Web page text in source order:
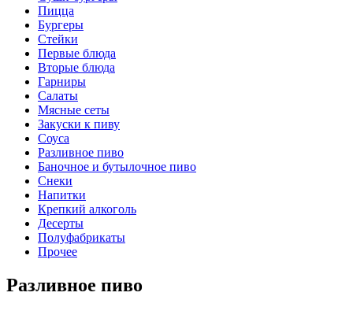
Пицца
Бургеры
Стейки
Первые блюда
Вторые блюда
Гарниры
Салаты
Мясные сеты
Закуски к пиву
Соуса
Разливное пиво
Баночное и бутылочное пиво
Снеки
Напитки
Крепкий алкоголь
Десерты
Полуфабрикаты
Прочее
Разливное пиво